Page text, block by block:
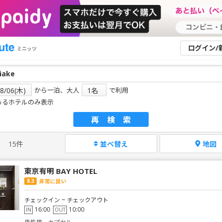
ミニッツ ログイン/
から一泊、大人
で利用
るホテルのみ表示
再検索
15件 並べ替え 地図
東京有明 BAY HOTEL
8.3 非常に良い
チェックイン ~ チェックアウト
IN 16:00 OUT 10:00